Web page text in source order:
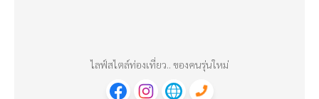
ไลฟ์สไตล์ท่องเที่ยว.. ของคนรุ่นใหม่